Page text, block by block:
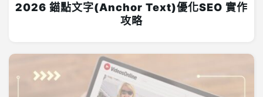
2026 錨點文字(Anchor Text)優化SEO 實作
攻略